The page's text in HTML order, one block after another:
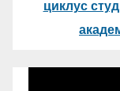
циклус